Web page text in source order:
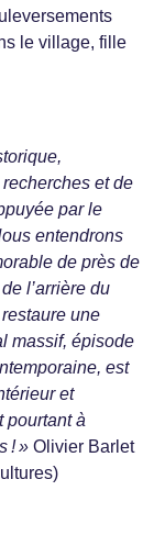
le village, fille
et de
par le
entendrons
de près de
l’arrière du
une
massif, épisode
est
et
pourtant à
! » Olivier Barlet